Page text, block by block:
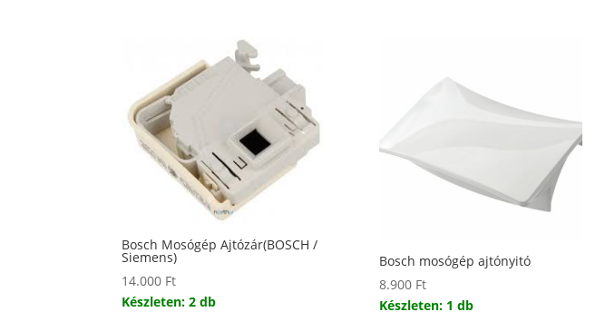
Bosch Mosógép Ajtózár(BOSCH /
Siemens)
14.000 Ft
Készleten: 2 db
Bosch mosógép ajtónyitó
8.900 Ft
Készleten: 1 db